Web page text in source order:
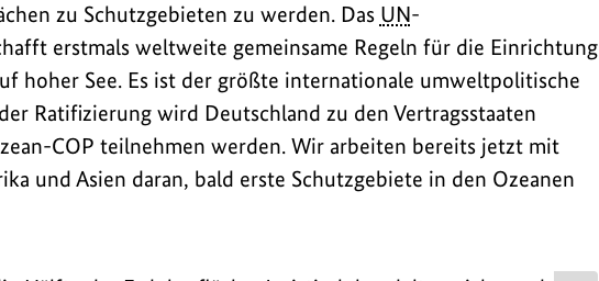
zu Schutzgebieten zu werden. Das UN-
erstmals weltweite gemeinsame Regeln für die Einrichtung
hoher See. Es ist der größte internationale umweltpolitische
Ratifizierung wird Deutschland zu den Vertragsstaaten
COP teilnehmen werden. Wir arbeiten bereits jetzt mit
und Asien daran, bald erste Schutzgebiete in den Ozeanen